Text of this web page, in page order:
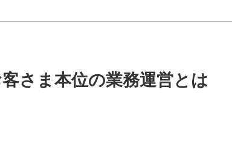
さま本位の業務運営とは